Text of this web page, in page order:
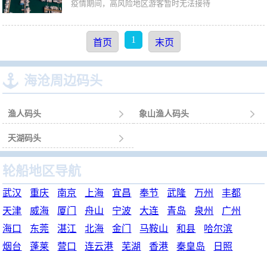
疫情期间，高风险地区游客暂时无法接待
首页 1 末页
 海沧周边码头
渔人码头  象山渔人码头 
天湖码头 
轮船地区导航
武汉 重庆 南京 上海 宜昌 奉节 武隆 万州
丰都
天津
威海 厦门 舟山 宁波 大连 青岛 泉州
广州
海口
东莞 湛江 北海 金门 马鞍山 和县
哈尔滨
烟台
蓬莱 营口 连云港 芜湖 香港 秦皇岛
日照